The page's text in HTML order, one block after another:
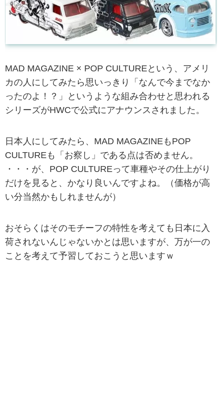
MAD MAGAZINE × POP CULTUREという、アメリ
カの人にしてみたら思いっきり「なんで今までなか
ったのよ！？」というような組み合わせと思われる
シリーズがHWCで公式にアナウンスされました。
日本人にしてみたら、MAD MAGAZINEもPOP
CULTUREも「お察し」である点は否めません。
・・・が、POP CULTUREって車種やその仕上がり
だけを見ると、かなり良いんですよね。（価格が高
い分当然かもしれませんが）
おそらくはそのモチーフの特性を考えても日本に入
荷されないんじゃないかとは思いますが、万が一の
ことを考えて予習しておこうと思いますｗ